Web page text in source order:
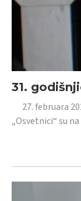
31.
27. februara
„Osvetnici“ su